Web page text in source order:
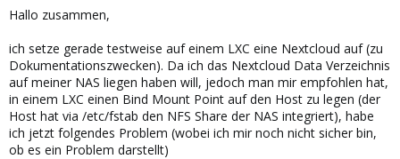
r
Hallo zusammen,
ich setze gerade testweise auf einem LXC eine Nextcloud auf (zu
Dokumentationszwecken). Da ich das Nextcloud Data Verzeichnis
auf meiner NAS liegen haben will, jedoch man mir empfohlen hat,
in einem LXC einen Bind Mount Point auf den Host zu legen (der
Host hat via /etc/fstab den NFS Share der NAS integriert), habe
ich jetzt folgendes Problem (wobei ich mir noch nicht sicher bin,
ob es ein Problem darstellt)